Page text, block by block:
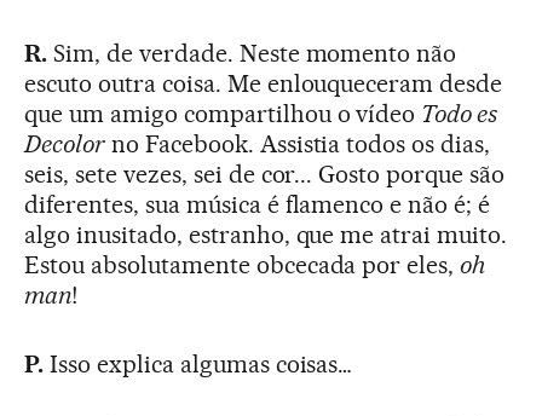
R.Sim, de verdade. Neste momento não
escuto outra coisa. Me enlouqueceram desde
que um amigo compartilhou o vídeo Todo es
Decolorno Facebook. Assistia todos os dias,
seis, sete vezes, sei de cor... Gosto porque são
diferentes, sua música é flamenco e não é; é
algo inusitado, estranho, que me atrai muito.
Estou absolutamente obcecada por eles, oh
man!
P. Isso explica algumas coisas…